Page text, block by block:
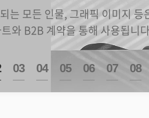
는 모든 인물, 그래픽 이미지 등
와 B2B 계약을 통해 사용됩니
3 4 5 6 7 8